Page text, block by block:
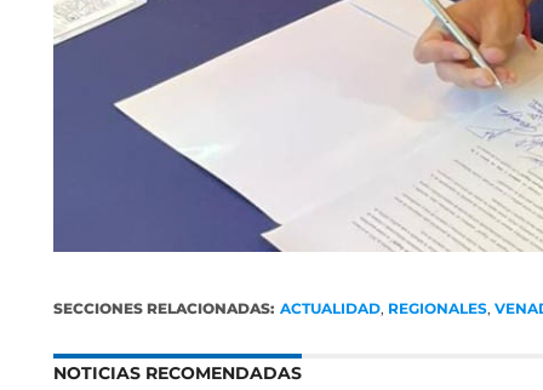
SECCIONES RELACIONADAS: ACTUALIDAD, REGIONALES,
NOTICIAS RECOMENDADAS